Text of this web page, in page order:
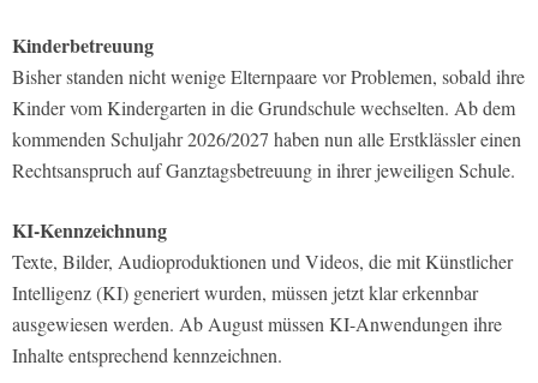
Kinderbetreuung
Bisher standen nicht wenige Elternpaare vor Problemen, sobald ihre
Kinder vom Kindergarten in die Grundschule wechselten. Ab dem
kommenden Schuljahr 2026/2027 haben nun alle Erstklässler einen
Rechtsanspruch auf Ganztagsbetreuung in ihrer jeweiligen Schule.
KI-Kennzeichnung
Texte, Bilder, Audioproduktionen und Videos, die mit Künstlicher
Intelligenz (KI) generiert wurden, müssen jetzt klar erkennbar
ausgewiesen werden. Ab August müssen KI-Anwendungen ihre
Inhalte entsprechend kennzeichnen.